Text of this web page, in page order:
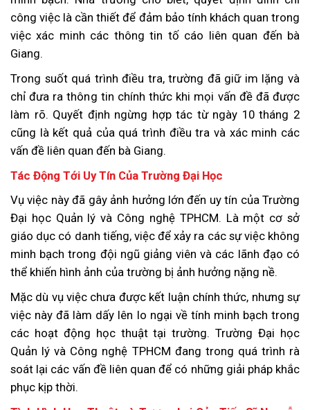
công việc là cần thiết để đảm bảo tính khách quan trong
việc xác minh các thông tin tố cáo liên quan đến bà
Giang.
Trong suốt quá trình điều tra, trường đã giữ im lặng và
chỉ đưa ra thông tin chính thức khi mọi vấn đề đã được
làm rõ. Quyết định ngừng hợp tác từ ngày 10 tháng 2
cũng là kết quả của quá trình điều tra và xác minh các
vấn đề liên quan đến bà Giang.
Tác Động Tới Uy Tín Của Trường Đại Học
Vụ việc này đã gây ảnh hưởng lớn đến uy tín của Trường
Đại học Quản lý và Công nghệ TPHCM. Là một cơ sở
giáo dục có danh tiếng, việc để xảy ra các sự việc không
minh bạch trong đội ngũ giảng viên và các lãnh đạo có
thể khiến hình ảnh của trường bị ảnh hưởng nặng nề.
Mặc dù vụ việc chưa được kết luận chính thức, nhưng sự
việc này đã làm dấy lên lo ngại về tính minh bạch trong
các hoạt động học thuật tại trường. Trường Đại học
Quản lý và Công nghệ TPHCM đang trong quá trình rà
soát lại các vấn đề liên quan để có những giải pháp khắc
phục kịp thời.